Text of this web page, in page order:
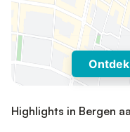
Highlights in Bergen